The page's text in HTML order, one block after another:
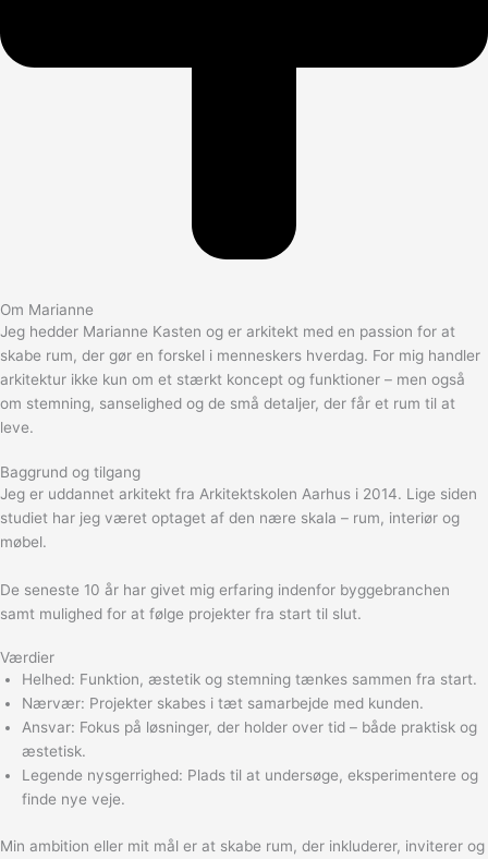
Om Marianne
Jeg hedder Marianne Kasten og er arkitekt med en passion for at
skabe rum, der gør en forskel i menneskers hverdag. For mig handler
arkitektur ikke kun om et stærkt koncept og funktioner – men også
om stemning, sanselighed og de små detaljer, der får et rum til at
leve.
Baggrund og tilgang
Jeg er uddannet arkitekt fra Arkitektskolen Aarhus i 2014. Lige siden
studiet har jeg været optaget af den nære skala – rum, interiør og
møbel.
De seneste 10 år har givet mig erfaring indenfor byggebranchen
samt mulighed for at følge projekter fra start til slut.
Værdier
Helhed: Funktion, æstetik og stemning tænkes sammen fra start.
Nærvær: Projekter skabes i tæt samarbejde med kunden.
Ansvar: Fokus på løsninger, der holder over tid – både praktisk og
æstetisk.
Legende nysgerrighed: Plads til at undersøge, eksperimentere og
finde nye veje.
Min ambition eller mit mål er at skabe rum, der inkluderer, inviterer og